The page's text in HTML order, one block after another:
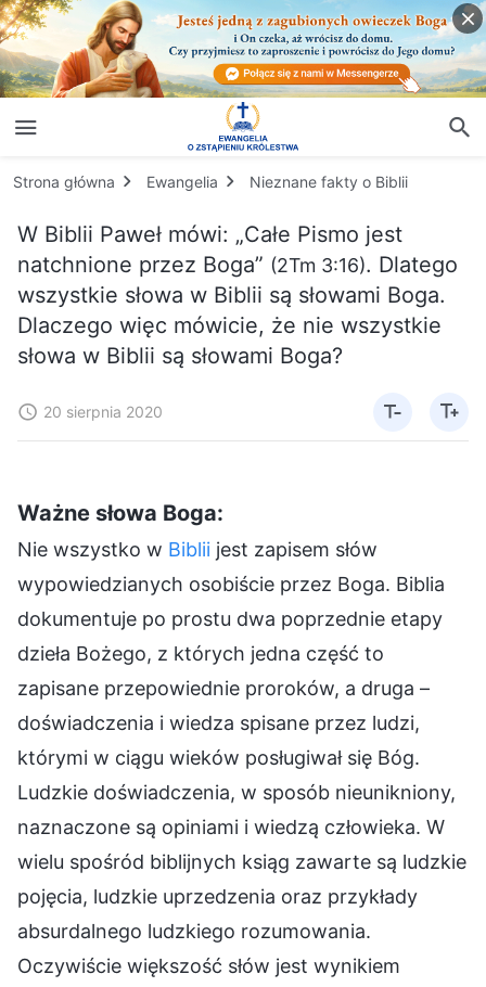
Strona główna Ewangelia Nieznane fakty o Biblii
W Biblii Paweł mówi: „Całe Pismo jest
natchnione przez Boga” (2Tm 3:16). Dlatego
wszystkie słowa w Biblii są słowami Boga.
Dlaczego więc mówicie, że nie wszystkie
słowa w Biblii są słowami Boga?
20 sierpnia 2020
Ważne słowa Boga:
Nie wszystko w Biblii jest zapisem słów
wypowiedzianych osobiście przez Boga. Biblia
dokumentuje po prostu dwa poprzednie etapy
dzieła Bożego, z których jedna część to
zapisane przepowiednie proroków, a druga –
doświadczenia i wiedza spisane przez ludzi,
którymi w ciągu wieków posługiwał się Bóg.
Ludzkie doświadczenia, w sposób nieunikniony,
naznaczone są opiniami i wiedzą człowieka. W
wielu spośród biblijnych ksiąg zawarte są ludzkie
pojęcia, ludzkie uprzedzenia oraz przykłady
absurdalnego ludzkiego rozumowania.
Oczywiście większość słów jest wynikiem